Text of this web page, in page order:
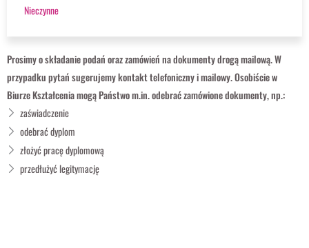
Nieczynne
Prosimy o składanie podań oraz zamówień na dokumenty drogą mailową. W
przypadku pytań sugerujemy kontakt telefoniczny i mailowy. Osobiście w
Biurze Kształcenia mogą Państwo m.in. odebrać zamówione dokumenty, np.:
zaświadczenie
odebrać dyplom
złożyć pracę dyplomową
przedłużyć legitymację